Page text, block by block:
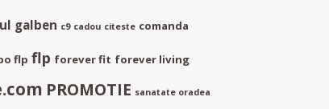
galben c9 cadou citeste comanda
flp flp forever fit forever living
PROMOTIE sanatate oradea